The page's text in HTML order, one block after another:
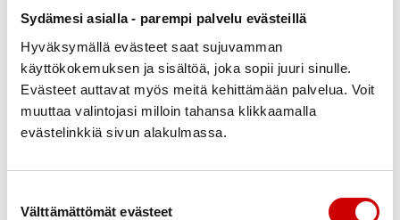
Sydämesi asialla - parempi palvelu evästeillä
Hyväksymällä evästeet saat sujuvamman
käyttökokemuksen ja sisältöä, joka sopii juuri sinulle.
Evästeet auttavat myös meitä kehittämään palvelua. Voit
muuttaa valintojasi milloin tahansa klikkaamalla
evästelinkkiä sivun alakulmassa.
Välttämättömät evästeet
Hei
24.8.2023 YLLÄRIPYLLÄRIMATKA johonkin. Lähtö
klo.9.00 matkahuollosta kuten ennenkin. Hinta
50.00€, sis.kahvi,ruoka,matka ja tietysti yllätykset.
Mukaan kaikki halukkaat. ILM. Paula p.040 1979222.